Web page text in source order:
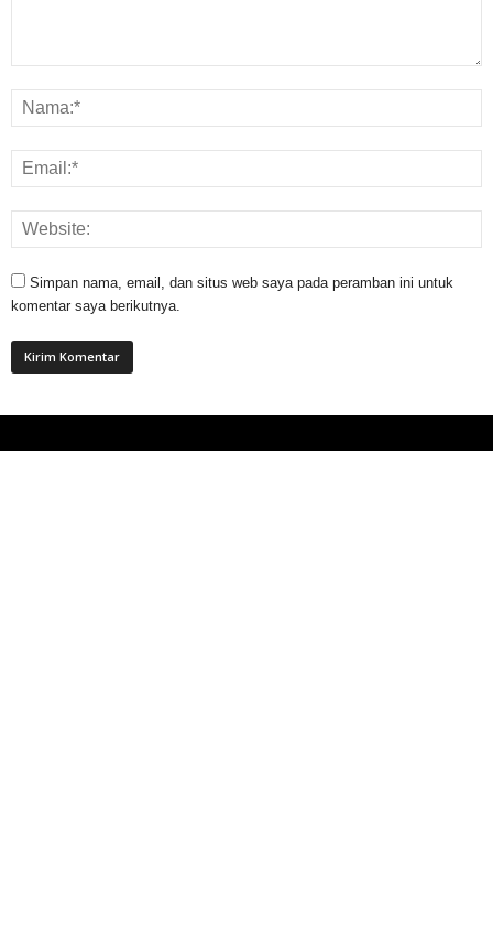
Simpan nama, email, dan situs web saya pada peramban ini untuk
komentar saya berikutnya.